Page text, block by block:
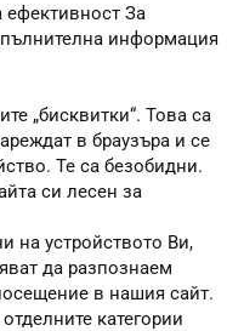
ефективност За
информация
„бисквитки“. Това са
в браузъра и се
Те са безобидни.
си лесен за
на устройството Ви,
да разпознаем
в нашия сайт.
категории